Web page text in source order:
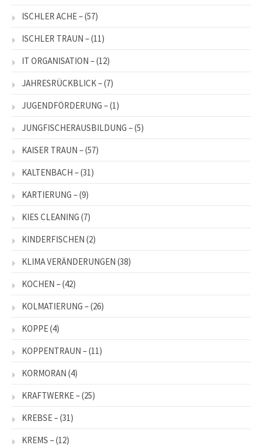
ISCHLER ACHE –(57)
ISCHLER TRAUN –(11)
IT ORGANISATION –(12)
JAHRESRÜCKBLICK –(7)
JUGENDFÖRDERUNG –(1)
JUNGFISCHERAUSBILDUNG –(5)
KAISER TRAUN –(57)
KALTENBACH –(31)
KARTIERUNG –(9)
KIES CLEANING (7)
KINDERFISCHEN (2)
KLIMA VERÄNDERUNGEN (38)
KOCHEN –(42)
KOLMATIERUNG –(26)
KOPPE(4)
KOPPENTRAUN –(11)
KORMORAN (4)
KRAFTWERKE –(25)
KREBSE –(31)
KREMS –(12)